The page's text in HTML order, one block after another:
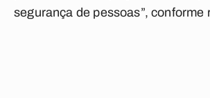
segurança de pessoas”, conforme